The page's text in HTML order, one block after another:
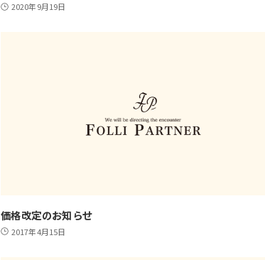
2020年9月19日
価格改定のお知らせ
2017年4月15日